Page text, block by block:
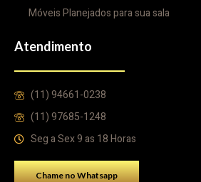
Móveis Planejados para sua sala
Atendimento
(11) 94661-0238
(11) 97685-1248
Seg a Sex 9 as 18 Horas
Chame no Whatsapp